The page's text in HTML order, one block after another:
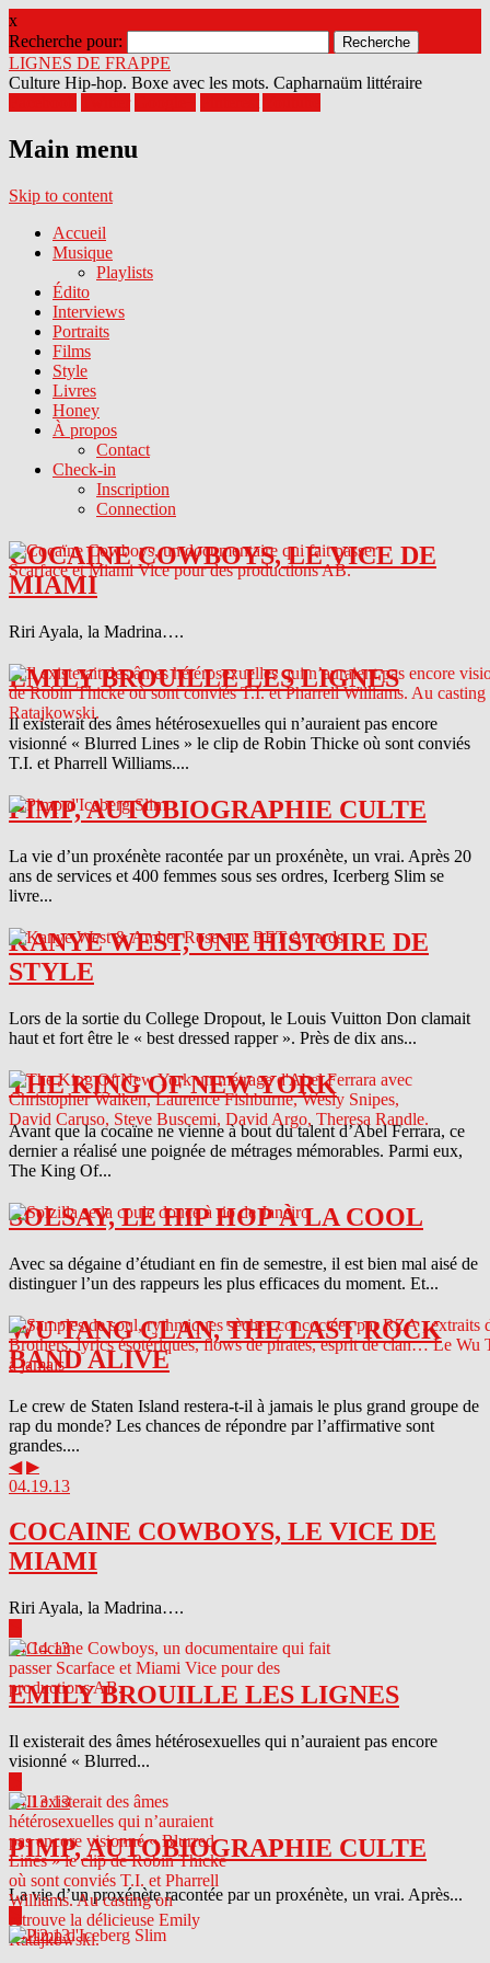
x
Recherche pour:
LIGNES DE FRAPPE
Culture Hip-hop. Boxe avec les mots. Capharnaüm littéraire
Main menu
Skip to content
Accueil
Musique
Playlists
Édito
Interviews
Portraits
Films
Style
Livres
Honey
À propos
Contact
Check-in
Inscription
Connection
COCAINE COWBOYS, LE VICE DE
MIAMI
Riri Ayala, la Madrina….
EMILY BROUILLE LES LIGNES
Il existerait des âmes hétérosexuelles qui n’auraient pas encore
visionné « Blurred Lines » le clip de Robin Thicke où sont conviés
T.I. et Pharrell Williams....
PIMP, AUTOBIOGRAPHIE CULTE
La vie d’un proxénète racontée par un proxénète, un vrai. Après 20
ans de services et 400 femmes sous ses ordres, Icerberg Slim se
livre...
KANYE WEST, UNE HISTOIRE DE
STYLE
Lors de la sortie du College Dropout, le Louis Vuitton Don clamait
haut et fort être le « best dressed rapper ». Près de dix ans...
THE KING OF NEW YORK
Avant que la cocaïne ne vienne à bout du talent d’Abel Ferrara, ce
dernier a réalisé une poignée de métrages mémorables. Parmi eux,
The King Of...
SOLSAY, LE HIP HOP À LA COOL
Avec sa dégaine d’étudiant en fin de semestre, il est bien mal aisé de
distinguer l’un des rappeurs les plus efficaces du moment. Et...
WU TANG CLAN, THE LAST ROCK
BAND ALIVE
Le crew de Staten Island restera-t-il à jamais le plus grand groupe de
rap du monde? Les chances de répondre par l’affirmative sont
grandes....
◀ ▶
04.19.13
COCAINE COWBOYS, LE VICE DE
MIAMI
Riri Ayala, la Madrina….
04.14.13
EMILY BROUILLE LES LIGNES
Il existerait des âmes hétérosexuelles qui n’auraient pas encore
visionné « Blurred...
04.13.13
PIMP, AUTOBIOGRAPHIE CULTE
La vie d’un proxénète racontée par un proxénète, un vrai. Après...
04.12.13